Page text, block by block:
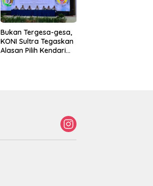
Bukan Tergesa-gesa,
KONI Sultra Tegaskan
Alasan Pilih Kendari